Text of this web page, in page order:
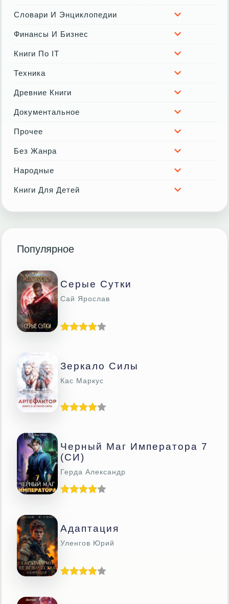
Словари И Энциклопедии
Финансы И Бизнес
Книги По IT
Техника
Древние Книги
Документальное
Прочее
Без Жанра
Народные
Книги Для Детей
Популярное
Серые Сутки
Сай Ярослав
Зеркало Силы
Кас Маркус
Черный Маг Императора 7
(CИ)
Герда Александр
Адаптация
Уленгов Юрий